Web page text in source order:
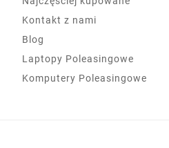
Kontakt z nami
Blog
Laptopy Poleasingowe
Komputery Poleasingowe